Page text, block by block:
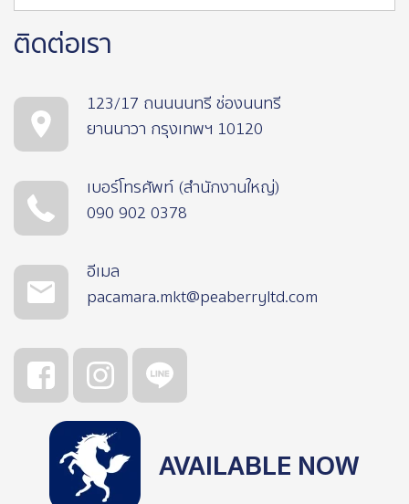
ติดต่อเรา
123/17 ถนนนนทรี ช่องนนทรี
ยานนาวา กรุงเทพฯ 10120
เบอร์โทรศัพท์ (สำนักงานใหญ่)
090 902 0378
อีเมล
pacamara.mkt@peaberryltd.com
AVAILABLE NOW